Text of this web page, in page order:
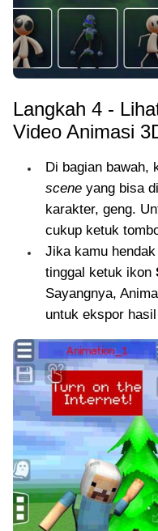
Langkah 4 -
Video Animasi
Di bagian bawah,
scene yang bisa
karakter, geng.
cukup ketuk
Jika kamu
tinggal ketuk ikon
Sayangnya,
untuk ekspor